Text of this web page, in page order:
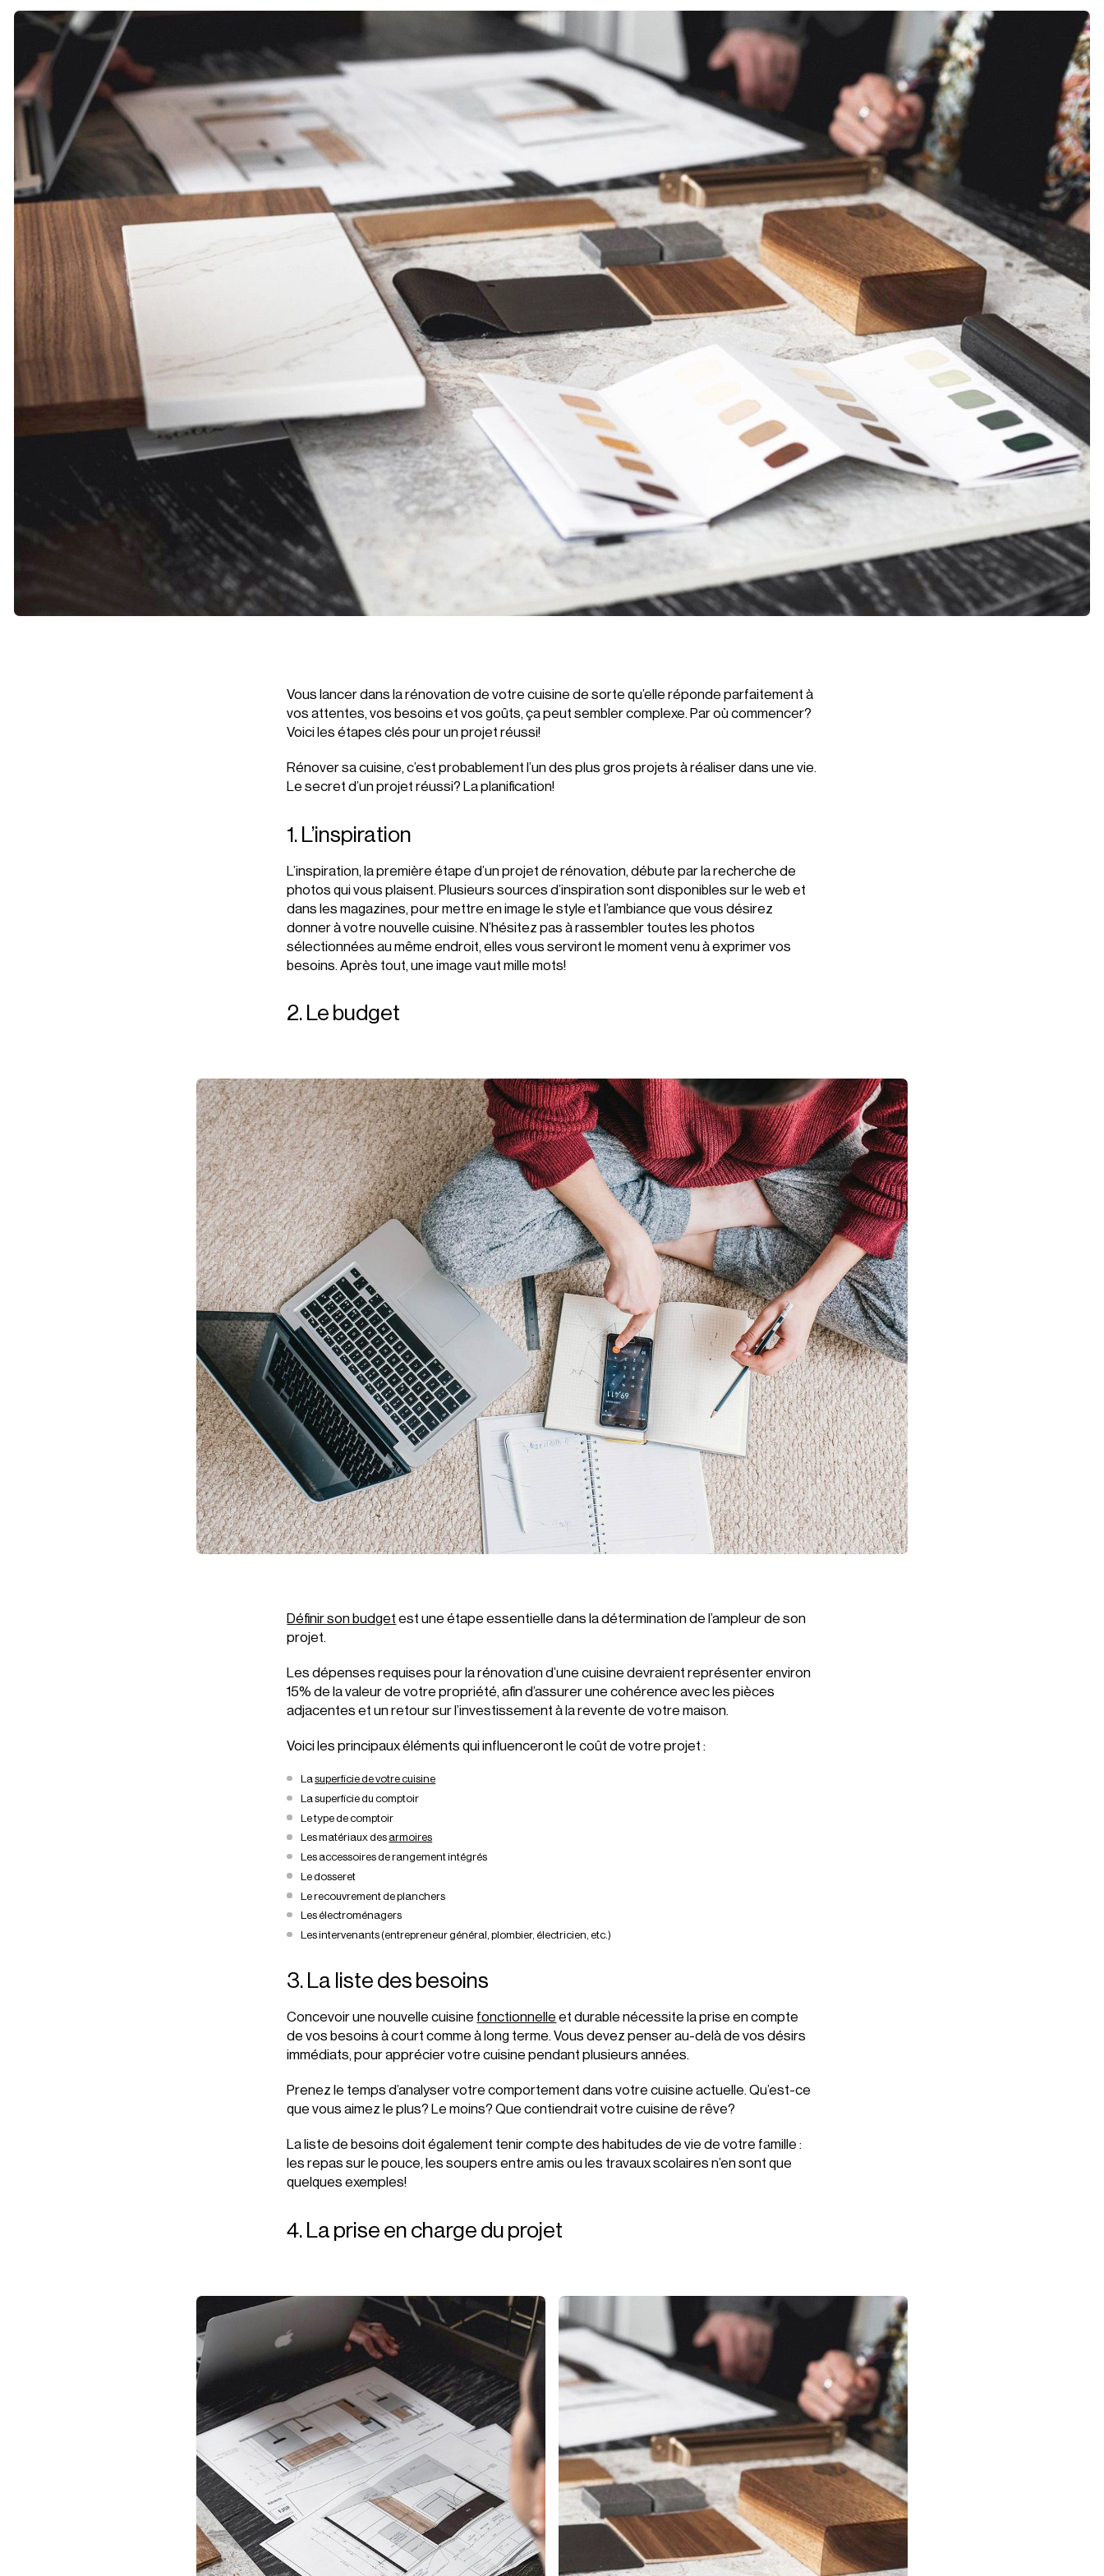
Vous lancer dans la rénovation de votre cuisine de sorte qu’elle réponde parfaitement à
vos attentes, vos besoins et vos goûts, ça peut sembler complexe. Par où commencer?
Voici les étapes clés pour un projet réussi!
Rénover sa cuisine, c’est probablement l’un des plus gros projets à réaliser dans une vie.
Le secret d’un projet réussi? La planification!
1. L’inspiration
L’inspiration, la première étape d’un projet de rénovation, débute par la recherche de
photos qui vous plaisent. Plusieurs sources d’inspiration sont disponibles sur le web et
dans les magazines, pour mettre en image le style et l’ambiance que vous désirez
donner à votre nouvelle cuisine. N’hésitez pas à rassembler toutes les photos
sélectionnées au même endroit, elles vous serviront le moment venu à exprimer vos
besoins. Après tout, une image vaut mille mots!
2. Le budget
Définir son budget est une étape essentielle dans la détermination de l’ampleur de son
projet.
Les dépenses requises pour la rénovation d’une cuisine devraient représenter environ
15% de la valeur de votre propriété, afin d’assurer une cohérence avec les pièces
adjacentes et un retour sur l’investissement à la revente de votre maison.
Voici les principaux éléments qui influenceront le coût de votre projet :
Lasuperficie de votre cuisine
La superficie du comptoir
Le type de comptoir
Les matériaux des armoires
Les accessoires de rangement intégrés
Le dosseret
Le recouvrement de planchers
Les électroménagers
Les intervenants (entrepreneur général, plombier, électricien, etc.)
3. La liste des besoins
Concevoir une nouvelle cuisine fonctionnelle et durable nécessite la prise en compte
de vos besoins à court comme à long terme. Vous devez penser au-delà de vos désirs
immédiats, pour apprécier votre cuisine pendant plusieurs années.
Prenez le temps d’analyser votre comportement dans votre cuisine actuelle. Qu’est-ce
que vous aimez le plus? Le moins? Que contiendrait votre cuisine de rêve?
La liste de besoins doit également tenir compte des habitudes de vie de votre famille :
les repas sur le pouce, les soupers entre amis ou les travaux scolaires n’en sont que
quelques exemples!
4. La prise en charge du projet